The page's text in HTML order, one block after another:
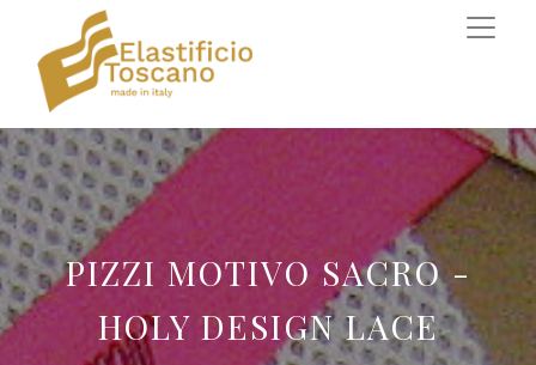
PIZZI MOTIVO SACRO -
HOLY DESIGN LACE